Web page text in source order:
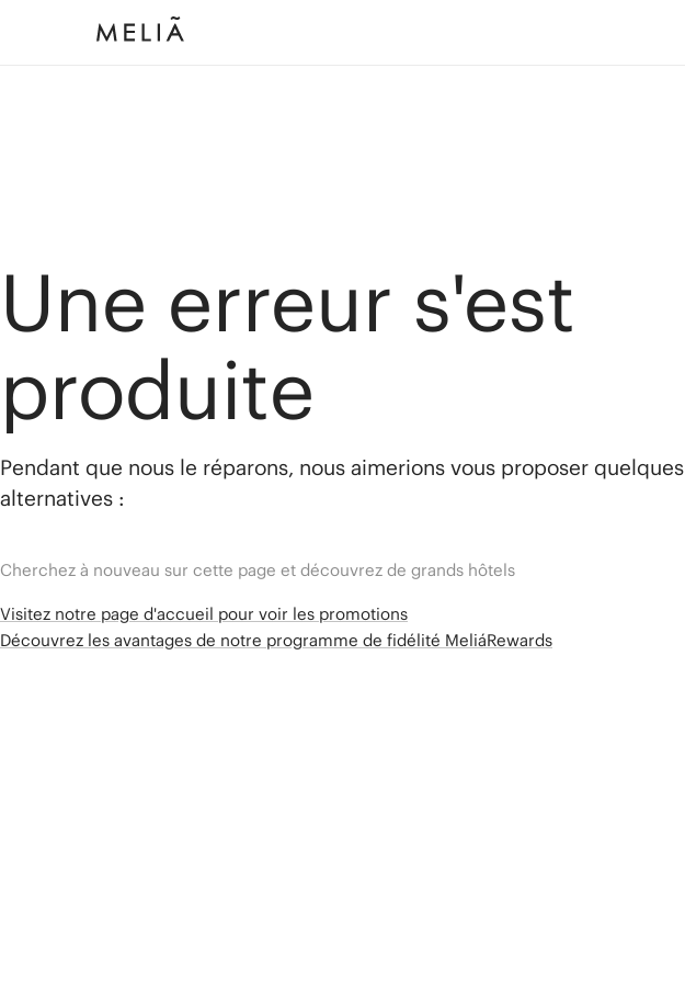
Une erreur s'est
produite
Pendant que nous le réparons, nous aimerions vous proposer quelques
alternatives :
Cherchez à nouveau sur cette page et découvrez de grands hôtels
Visitez notre page d'accueil pour voir les promotions
Découvrez les avantages de notre programme de fidélité MeliáRewards